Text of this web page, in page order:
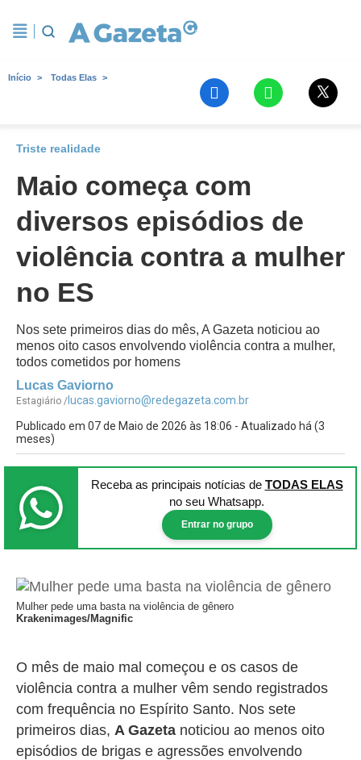
Início Todas Elas
Triste realidade
Maio começa com
diversos episódios de
violência contra a mulher
no ES
Nos sete primeiros dias do mês, A Gazeta noticiou ao
menos oito casos envolvendo violência contra a mulher,
todos cometidos por homens
Lucas Gaviorno
Estagiário / lucas.gaviorno@redegazeta.com.br
Publicado em 07 de Maio de 2026 às 18:06 - Atualizado há (3
meses)
Receba as principais notícias de TODAS ELAS
no seu Whatsapp.
Entrar no grupo
Mulher pede uma basta na violência de gênero
Krakenimages/Magnific
O mês de maio mal começou e os casos de
violência contra a mulher vêm sendo registrados
com frequência no Espírito Santo. Nos sete
primeiros dias, A Gazeta noticiou ao menos oito
episódios de brigas e agressões envolvendo